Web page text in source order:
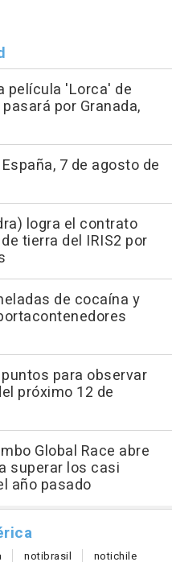
película 'Lorca' de
por Granada,
7 de agosto de
logra el contrato
tierra del IRIS2 por
de cocaína y
para observar
próximo 12 de
Global Race abre
superar los casi
año pasado
notibrasil notichile